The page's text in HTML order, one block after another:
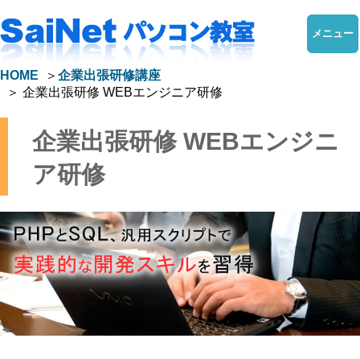
HOME
企業出張研修講座
企業出張研修 WEBエンジニア研修
企業出張研修 WEBエンジニ
ア研修
メニュー